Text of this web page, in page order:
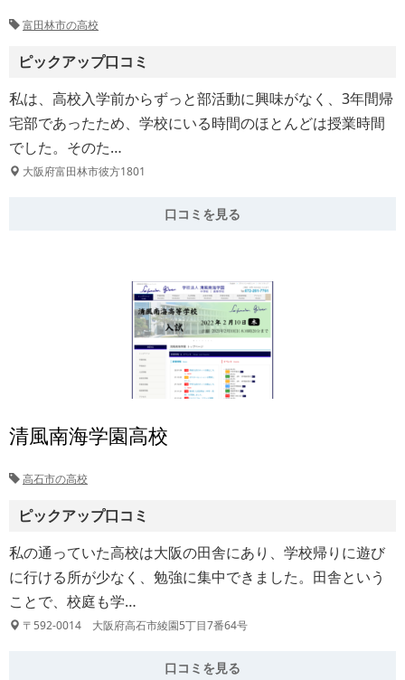
富田林市の高校
ピックアップ口コミ
私は、高校入学前からずっと部活動に興味がなく、3年間帰
宅部であったため、学校にいる時間のほとんどは授業時間
でした。そのた…
大阪府富田林市彼方1801
口コミを見る
清風南海学園高校
高石市の高校
ピックアップ口コミ
私の通っていた高校は大阪の田舎にあり、学校帰りに遊び
に行ける所が少なく、勉強に集中できました。田舎という
ことで、校庭も学…
〒592-0014 大阪府高石市綾園5丁目7番64号
口コミを見る